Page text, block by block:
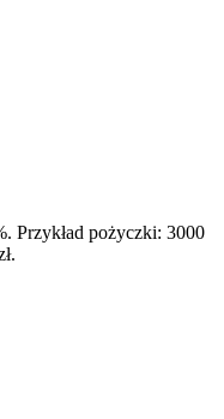
Przykład pożyczki: 3000